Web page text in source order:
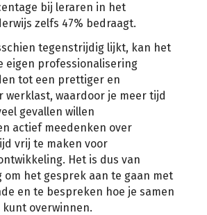
bij leraren in het
zelfs 47% bedraagt.
tegenstrijdig lijkt, kan het
eigen professionalisering
tot een prettiger en
werklast, waardoor je meer tijd
gevallen willen
actief meedenken over
vrij te maken voor
Het is dus van
om het gesprek aan te gaan met
en te bespreken hoe je samen
overwinnen.